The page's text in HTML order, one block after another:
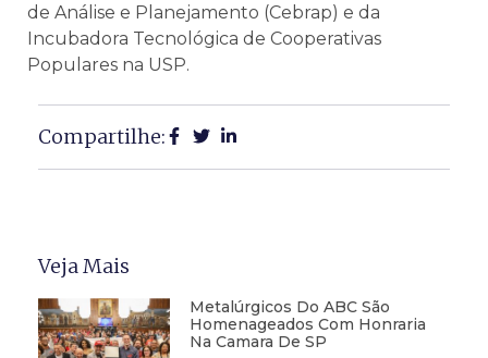
de Análise e Planejamento (Cebrap) e da
Incubadora Tecnológica de Cooperativas
Populares na USP.
Compartilhe:
Veja Mais
Metalúrgicos Do ABC São
Homenageados Com Honraria
Na Camara De SP